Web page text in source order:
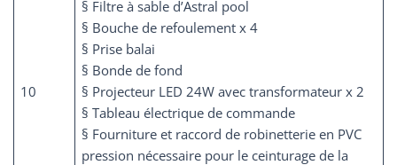
10
§ Filtre à sable d’Astral pool
§ Bouche de refoulement x 4
§ Prise balai
§ Bonde de fond
§ Projecteur LED 24W avec transformateur x 2
§ Tableau électrique de commande
§ Fourniture et raccord de robinetterie en PVC
pression nécessaire pour le ceinturage de la